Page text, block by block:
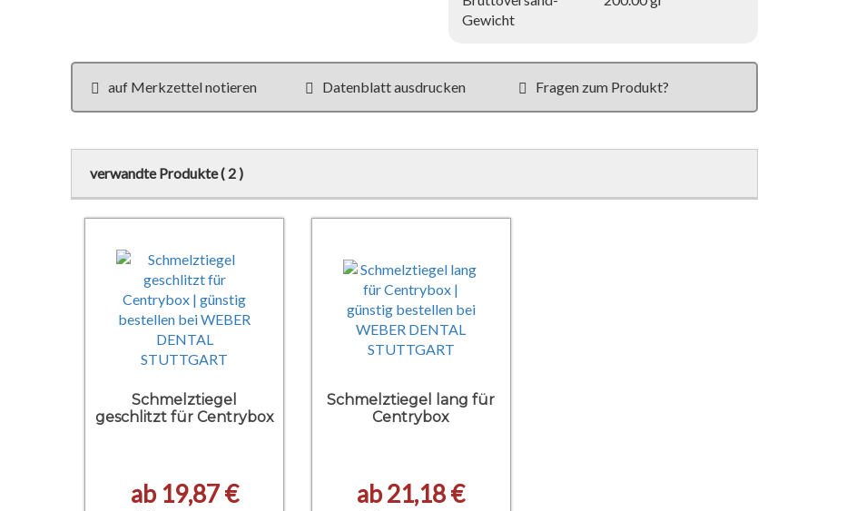
Gewicht
auf Merkzettel notieren Datenblatt ausdrucken Fragen zum Produkt?
verwandte Produkte ( 2 )
Schmelztiegel
geschlitzt für Centrybox
ab 19,87 €
Schmelztiegel lang für
Centrybox
ab 21,18 €